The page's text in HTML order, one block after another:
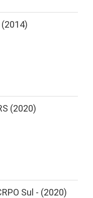
(2014)
(2020)
Sul - (2020)